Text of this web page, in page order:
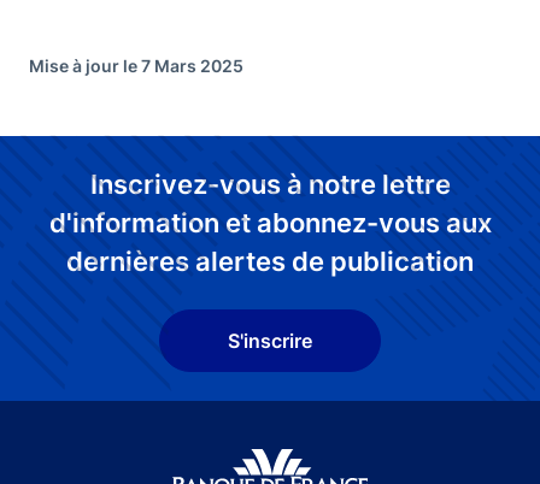
Mise à jour le 7 Mars 2025
Inscrivez-vous à notre lettre
d'information et abonnez-vous aux
dernières alertes de publication
S'inscrire